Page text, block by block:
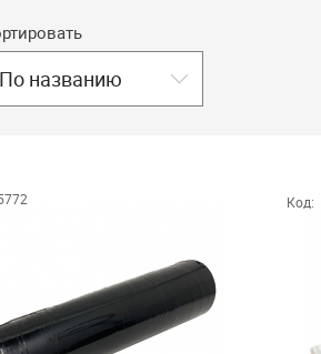
По названию
Код: